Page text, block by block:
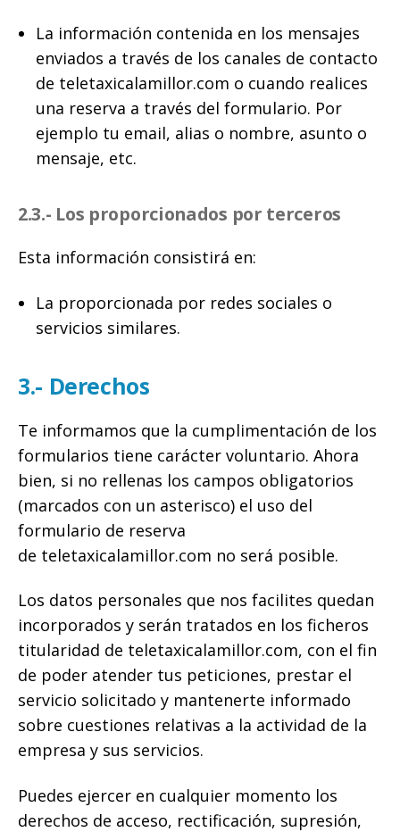
La información contenida en los mensajes
enviados a través de los canales de contacto
de teletaxicalamillor.com o cuando realices
una reserva a través del formulario. Por
ejemplo tu email, alias o nombre, asunto o
mensaje, etc.
2.3.- Los proporcionados por terceros
Esta información consistirá en:
La proporcionada por redes sociales o
servicios similares.
3.- Derechos
Te informamos que la cumplimentación de los
formularios tiene carácter voluntario. Ahora
bien, si no rellenas los campos obligatorios
(marcados con un asterisco) el uso del
formulario de reserva
de teletaxicalamillor.com no será posible.
Los datos personales que nos facilites quedan
incorporados y serán tratados en los ficheros
titularidad de teletaxicalamillor.com, con el fin
de poder atender tus peticiones, prestar el
servicio solicitado y mantenerte informado
sobre cuestiones relativas a la actividad de la
empresa y sus servicios.
Puedes ejercer en cualquier momento los
derechos de acceso, rectificación, supresión,